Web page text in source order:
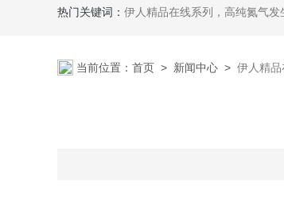
热门关键词： 伊人精品在线系列，高纯氮气发生器系列，无音无油伊人APP软件系列氢空
当前位置： 首页 > 新闻中心 > 伊人精